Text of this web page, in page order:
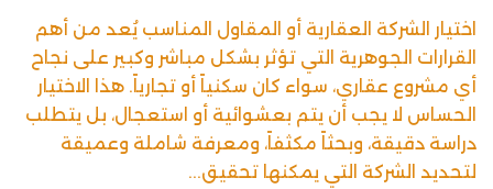
اختيار الشركة العقارية أو المقاول المناسب يُعد من أهم
القرارات الجوهرية التي تؤثر بشكل مباشر وكبير على نجاح
أي مشروع عقاري، سواء كان سكنياً أو تجارياً. هذا الاختيار
الحساس لا يجب أن يتم بعشوائية أو استعجال، بل يتطلب
دراسة دقيقة، وبحثاً مكثفاً، ومعرفة شاملة وعميقة
لتحديد الشركة التي يمكنها تحقيق...